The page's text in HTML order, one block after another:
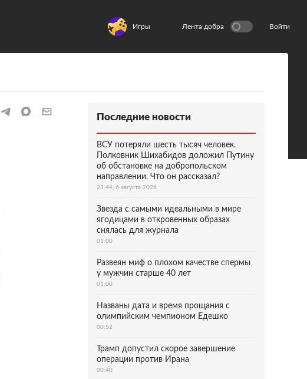
Игры Лента добра Войти
Последние новости
ВСУ потеряли шесть тысяч человек.
Полковник Шихабидов доложил Путину
об обстановке на добропольском
направлении. Что он рассказал?
23:44, 6 августа 2026
Звезда с самыми идеальными в мире
ягодицами в откровенных образах
снялась для журнала
01:00
Развеян миф о плохом качестве спермы
у мужчин старше 40 лет
01:00
Названы дата и время прощания с
олимпийским чемпионом Едешко
00:52
Трамп допустил скорое завершение
операции против Ирана
00:40